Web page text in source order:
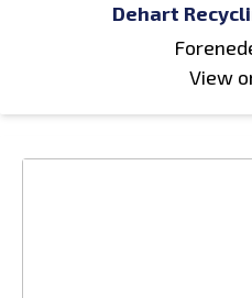
Dehart
View